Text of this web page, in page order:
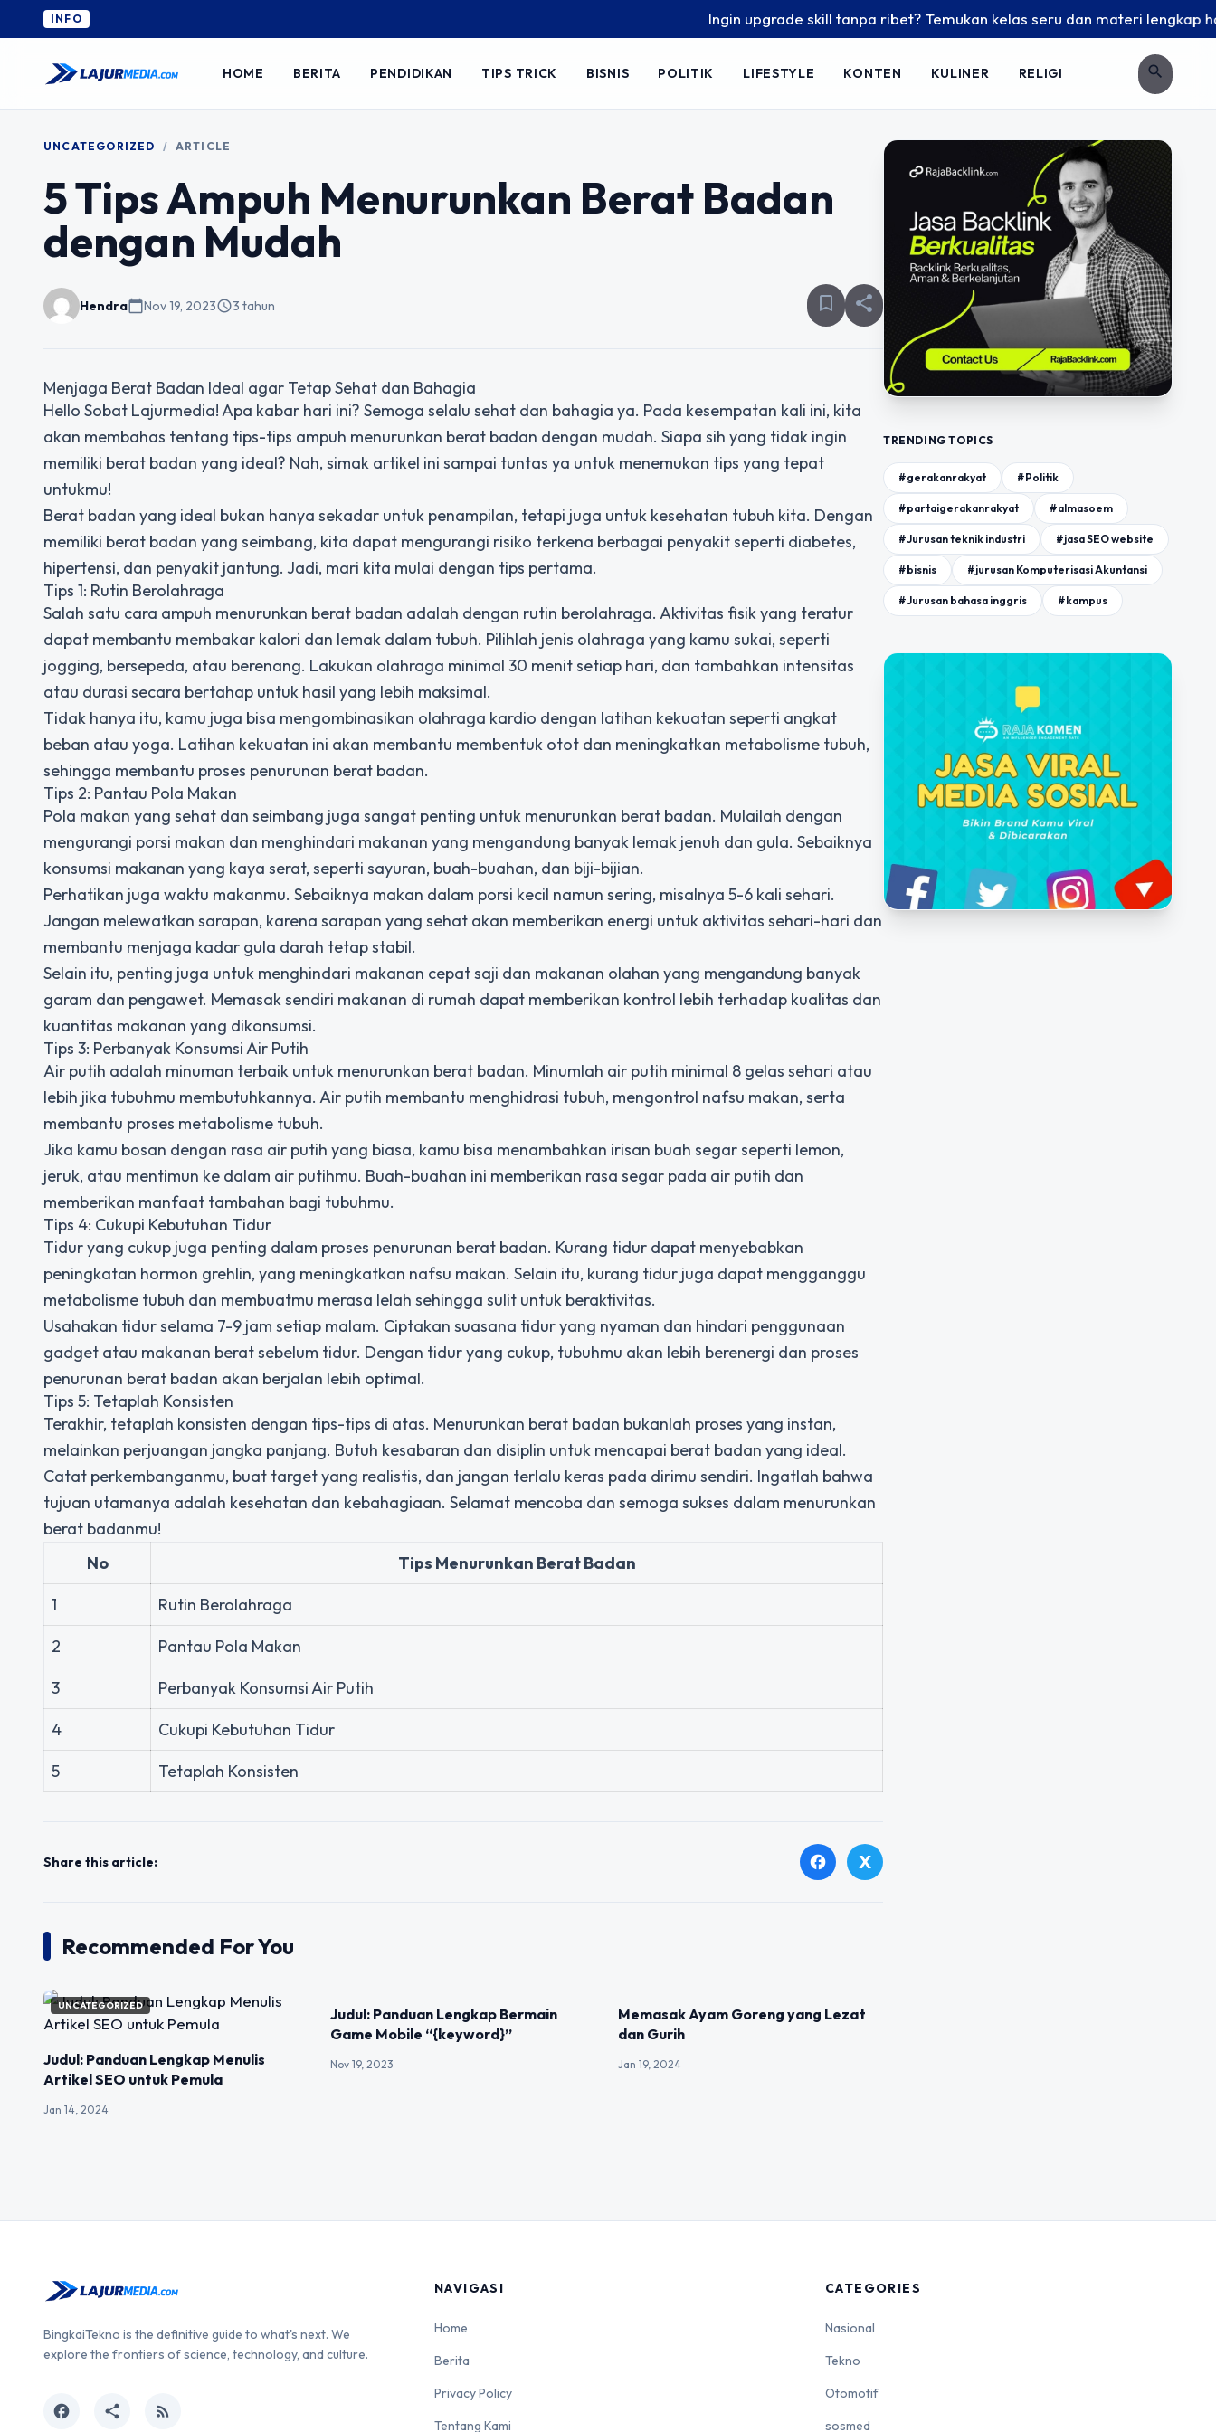
INFO Ingin upgrade skill tanpa ribet? Temukan kelas seru dan materi lengkap hanya
HOME BERITA PENDIDIKAN TIPS TRICK BISNIS POLITIK LIFESTYLE KONTEN KULINER RELIGI search
UNCATEGORIZED / ARTICLE
5 Tips Ampuh Menurunkan Berat Badan
dengan Mudah
Hendracalendar_todayNov 19, 2023schedule3 tahun bookmark_border share
Menjaga Berat Badan Ideal agar Tetap Sehat dan Bahagia
Hello Sobat Lajurmedia! Apa kabar hari ini? Semoga selalu sehat dan bahagia ya. Pada kesempatan kali ini, kita
akan membahas tentang tips-tips ampuh menurunkan berat badan dengan mudah. Siapa sih yang tidak ingin
memiliki berat badan yang ideal? Nah, simak artikel ini sampai tuntas ya untuk menemukan tips yang tepat
untukmu!
Berat badan yang ideal bukan hanya sekadar untuk penampilan, tetapi juga untuk kesehatan tubuh kita. Dengan
memiliki berat badan yang seimbang, kita dapat mengurangi risiko terkena berbagai penyakit seperti diabetes,
hipertensi, dan penyakit jantung. Jadi, mari kita mulai dengan tips pertama.
Tips 1: Rutin Berolahraga
Salah satu cara ampuh menurunkan berat badan adalah dengan rutin berolahraga. Aktivitas fisik yang teratur
dapat membantu membakar kalori dan lemak dalam tubuh. Pilihlah jenis olahraga yang kamu sukai, seperti
jogging, bersepeda, atau berenang. Lakukan olahraga minimal 30 menit setiap hari, dan tambahkan intensitas
atau durasi secara bertahap untuk hasil yang lebih maksimal.
Tidak hanya itu, kamu juga bisa mengombinasikan olahraga kardio dengan latihan kekuatan seperti angkat
beban atau yoga. Latihan kekuatan ini akan membantu membentuk otot dan meningkatkan metabolisme tubuh,
sehingga membantu proses penurunan berat badan.
Tips 2: Pantau Pola Makan
Pola makan yang sehat dan seimbang juga sangat penting untuk menurunkan berat badan. Mulailah dengan
mengurangi porsi makan dan menghindari makanan yang mengandung banyak lemak jenuh dan gula. Sebaiknya
konsumsi makanan yang kaya serat, seperti sayuran, buah-buahan, dan biji-bijian.
Perhatikan juga waktu makanmu. Sebaiknya makan dalam porsi kecil namun sering, misalnya 5-6 kali sehari.
Jangan melewatkan sarapan, karena sarapan yang sehat akan memberikan energi untuk aktivitas sehari-hari dan
membantu menjaga kadar gula darah tetap stabil.
Selain itu, penting juga untuk menghindari makanan cepat saji dan makanan olahan yang mengandung banyak
garam dan pengawet. Memasak sendiri makanan di rumah dapat memberikan kontrol lebih terhadap kualitas dan
kuantitas makanan yang dikonsumsi.
Tips 3: Perbanyak Konsumsi Air Putih
Air putih adalah minuman terbaik untuk menurunkan berat badan. Minumlah air putih minimal 8 gelas sehari atau
lebih jika tubuhmu membutuhkannya. Air putih membantu menghidrasi tubuh, mengontrol nafsu makan, serta
membantu proses metabolisme tubuh.
Jika kamu bosan dengan rasa air putih yang biasa, kamu bisa menambahkan irisan buah segar seperti lemon,
jeruk, atau mentimun ke dalam air putihmu. Buah-buahan ini memberikan rasa segar pada air putih dan
memberikan manfaat tambahan bagi tubuhmu.
Tips 4: Cukupi Kebutuhan Tidur
Tidur yang cukup juga penting dalam proses penurunan berat badan. Kurang tidur dapat menyebabkan
peningkatan hormon grehlin, yang meningkatkan nafsu makan. Selain itu, kurang tidur juga dapat mengganggu
metabolisme tubuh dan membuatmu merasa lelah sehingga sulit untuk beraktivitas.
Usahakan tidur selama 7-9 jam setiap malam. Ciptakan suasana tidur yang nyaman dan hindari penggunaan
gadget atau makanan berat sebelum tidur. Dengan tidur yang cukup, tubuhmu akan lebih berenergi dan proses
penurunan berat badan akan berjalan lebih optimal.
Tips 5: Tetaplah Konsisten
Terakhir, tetaplah konsisten dengan tips-tips di atas. Menurunkan berat badan bukanlah proses yang instan,
melainkan perjuangan jangka panjang. Butuh kesabaran dan disiplin untuk mencapai berat badan yang ideal.
Catat perkembanganmu, buat target yang realistis, dan jangan terlalu keras pada dirimu sendiri. Ingatlah bahwa
tujuan utamanya adalah kesehatan dan kebahagiaan. Selamat mencoba dan semoga sukses dalam menurunkan
berat badanmu!
No
Tips Menurunkan Berat Badan
1
Rutin Berolahraga
2
Pantau Pola Makan
3
Perbanyak Konsumsi Air Putih
4
Cukupi Kebutuhan Tidur
5
Tetaplah Konsisten
Share this article: facebook X
Recommended For You
UNCATEGORIZED
Judul: Panduan Lengkap Menulis
Artikel SEO untuk Pemula
Jan 14, 2024
Judul: Panduan Lengkap Bermain
Game Mobile “{keyword}”
Nov 19, 2023
Memasak Ayam Goreng yang Lezat
dan Gurih
Jan 19, 2024
TRENDING TOPICS
#gerakanrakyat #Politik
#partaigerakanrakyat #almasoem
#Jurusan teknik industri #jasa SEO website
#bisnis #jurusan Komputerisasi Akuntansi
#Jurusan bahasa inggris #kampus
BingkaiTekno is the definitive guide to what's next. We
explore the frontiers of science, technology, and culture.
facebook share rss_feed
NAVIGASI
Home
Berita
Privacy Policy
Tentang Kami
CATEGORIES
Nasional
Tekno
Otomotif
sosmed